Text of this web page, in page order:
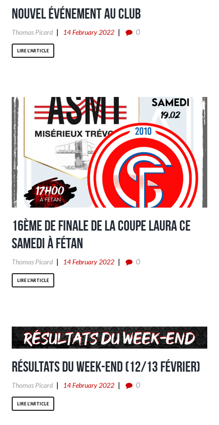
Nouvel événement au club
Thomas Picard 14 February 2022 0
LIRE L'ARTICLE
16ème de finale de la coupe LAURA ce
Samedi à Fétan
Thomas Picard 14 February 2022 0
LIRE L'ARTICLE
Résultats du week-end (12/13 Février)
Thomas Picard 14 February 2022 0
LIRE L'ARTICLE